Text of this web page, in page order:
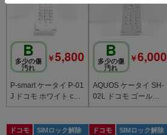
B
多少の傷
汚れ
￥5,800
P-smart ケータイ P-01
J ドコモ ホワイト c20
780
B
多少の傷
汚れ
￥6,000
AQUOS ケータイ SH-
02L ドコモ ゴールド c
20779
ドコモ
SIMロック解除
ドコモ
SIMロック解除